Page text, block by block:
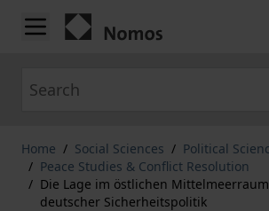
Skip to Content
Home / Social Sciences / Political
/ Peace Studies & Conflict Resolution
/ Die Lage im östlichen
deutscher Sicherheitspolitik